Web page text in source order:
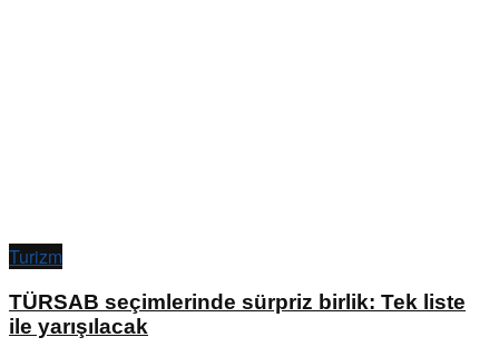
Turizm
TÜRSAB seçimlerinde sürpriz birlik: Tek liste
ile yarışılacak